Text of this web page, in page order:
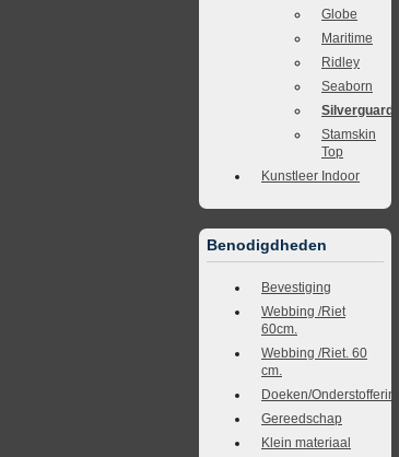
Globe
Maritime
Ridley
Seaborn
Silverguard
Stamskin
Top
Kunstleer Indoor
Benodigdheden
Bevestiging
Webbing /Riet
60cm.
Webbing /Riet. 60
cm.
Doeken/Onderstoffering
Gereedschap
Klein materiaal